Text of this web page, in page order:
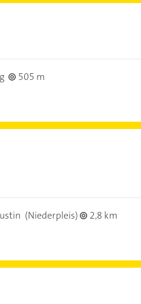
505 m
(Niederpleis)
2,8 km